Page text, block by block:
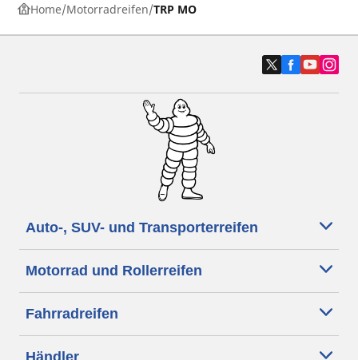
Home Motorradreifen TRP MO
Auto-, SUV- und Transporterreifen
Motorrad und Rollerreifen
Fahrradreifen
Händler